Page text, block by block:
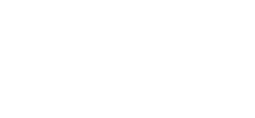
Este acto ha contado con
Andalucía, Toni Valero, la
el candidato de la coalición a